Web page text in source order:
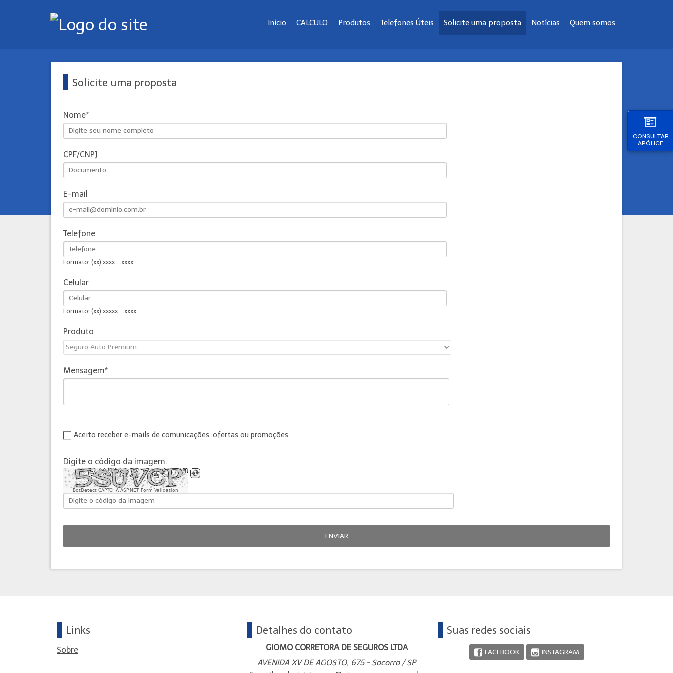
CONSULTAR
APÓLICE
Início CALCULO Produtos Telefones Úteis Solicite uma proposta Notícias Quem somos
Solicite uma proposta
Nome
CPF/CNPJ
E-mail
Telefone
Formato: (xx) xxxx - xxxx
Celular
Formato: (xx) xxxxx - xxxx
Produto
Mensagem
Aceito receber e-mails de comunicações, ofertas ou promoções
Digite o código da imagem:
BotDetect CAPTCHA ASP.NET Form Validation
ENVIAR
Links
Sobre
Detalhes do contato
GIOMO CORRETORA DE SEGUROS LTDA
AVENIDA XV DE AGOSTO, 675 - Socorro / SP
Suas redes sociais
FACEBOOK INSTAGRAM